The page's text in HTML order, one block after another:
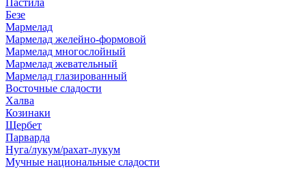
Пастила
Безе
Мармелад
Мармелад желейно-формовой
Мармелад многослойный
Мармелад жевательный
Мармелад глазированный
Восточные сладости
Халва
Козинаки
Щербет
Парварда
Нуга/лукум/рахат-лукум
Мучные национальные сладости